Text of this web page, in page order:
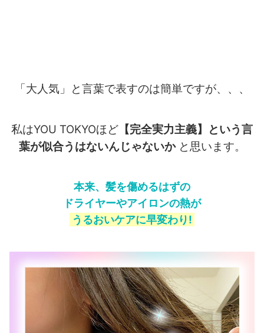
「大人気」と言葉で表すのは簡単ですが、、、
私はYOU TOKYOほど 【完全実力主義】という言
葉が似合うはないんじゃないかと思います。
本来、髪を傷めるはずの
ドライヤーやアイロンの熱が
うるおいケアに早変わり!